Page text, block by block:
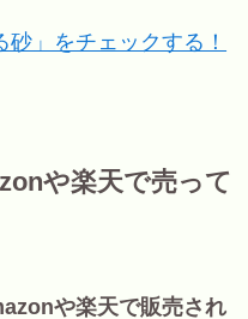
」をチェックする！
や楽天で売って
や楽天で販売され